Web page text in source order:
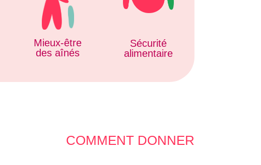
Mieux-être
des aînés
Sécurité
alimentaire
COMMENT DONNER